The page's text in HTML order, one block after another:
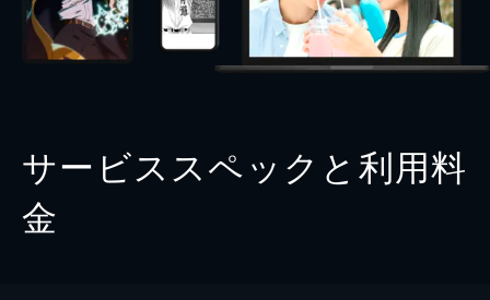
サービススペックと利用料
金